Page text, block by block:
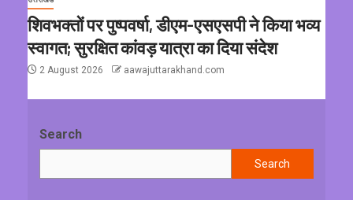
शिवभक्तों पर पुष्पवर्षा, डीएम-एसएसपी ने किया भव्य
स्वागत; सुरक्षित कांवड़ यात्रा का दिया संदेश
2 August 2026 aawajuttarakhand.com
Search
Search